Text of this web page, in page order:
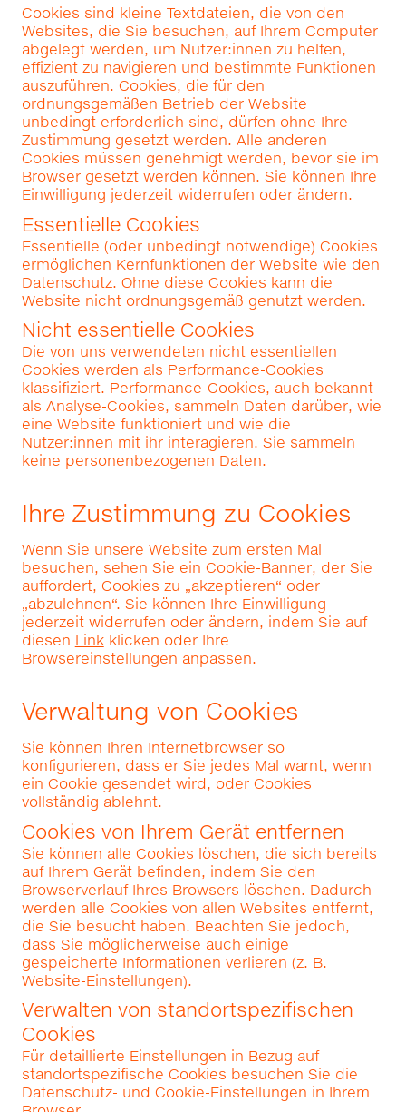
Cookies sind kleine Textdateien, die von den
Websites, die Sie besuchen, auf Ihrem Computer
abgelegt werden, um Nutzer:innen zu helfen,
effizient zu navigieren und bestimmte Funktionen
auszuführen. Cookies, die für den
ordnungsgemäßen Betrieb der Website
unbedingt erforderlich sind, dürfen ohne Ihre
Zustimmung gesetzt werden. Alle anderen
Cookies müssen genehmigt werden, bevor sie im
Browser gesetzt werden können. Sie können Ihre
Einwilligung jederzeit widerrufen oder ändern.
Essentielle Cookies
Essentielle (oder unbedingt notwendige) Cookies
ermöglichen Kernfunktionen der Website wie den
Datenschutz. Ohne diese Cookies kann die
Website nicht ordnungsgemäß genutzt werden.
Nicht essentielle Cookies
Die von uns verwendeten nicht essentiellen
Cookies werden als Performance-Cookies
klassifiziert. Performance-Cookies, auch bekannt
als Analyse-Cookies, sammeln Daten darüber, wie
eine Website funktioniert und wie die
Nutzer:innen mit ihr interagieren. Sie sammeln
keine personenbezogenen Daten.
Ihre Zustimmung zu Cookies
Wenn Sie unsere Website zum ersten Mal
besuchen, sehen Sie ein Cookie-Banner, der Sie
auffordert, Cookies zu „akzeptieren“ oder
„abzulehnen“. Sie können Ihre Einwilligung
jederzeit widerrufen oder ändern, indem Sie auf
diesen Linkklicken oder Ihre
Browsereinstellungen anpassen.
Verwaltung von Cookies
Sie können Ihren Internetbrowser so
konfigurieren, dass er Sie jedes Mal warnt, wenn
ein Cookie gesendet wird, oder Cookies
vollständig ablehnt.
Cookies von Ihrem Gerät entfernen
Sie können alle Cookies löschen, die sich bereits
auf Ihrem Gerät befinden, indem Sie den
Browserverlauf Ihres Browsers löschen. Dadurch
werden alle Cookies von allen Websites entfernt,
die Sie besucht haben. Beachten Sie jedoch,
dass Sie möglicherweise auch einige
gespeicherte Informationen verlieren (z. B.
Website-Einstellungen).
Verwalten von standortspezifischen
Cookies
Für detaillierte Einstellungen in Bezug auf
standortspezifische Cookies besuchen Sie die
Datenschutz- und Cookie-Einstellungen in Ihrem